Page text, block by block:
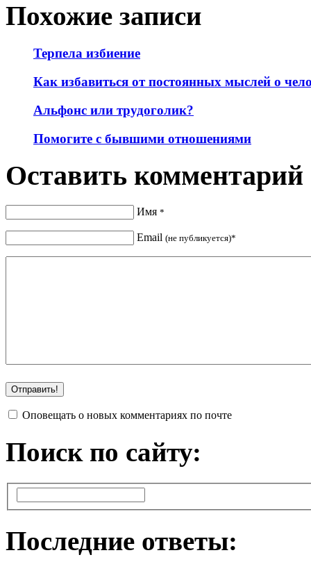
Похожие записи
Терпела избиение
Как избавиться от постоянных мыслей о
Альфонс или трудоголик?
Помогите с бывшими отношениями
Оставить комментарий
Имя *
Email (не публикуется)*
Оповещать о новых комментариях по почте
Поиск по сайту:
Последние ответы: